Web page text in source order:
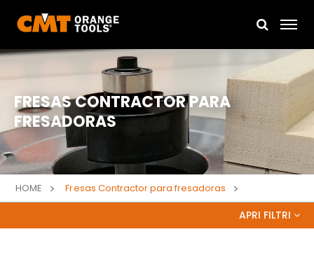
FRESAS CONTRACTOR PARA
FRESADORAS
HOME Fresas Contractor para fresadoras
APRI FILTRI